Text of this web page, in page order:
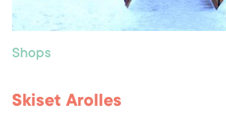
Shops
Skiset Arolles